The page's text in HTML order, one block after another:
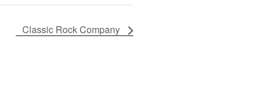
Classic Rock Company